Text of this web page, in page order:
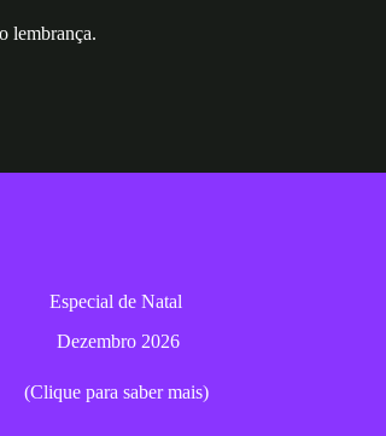
lembrança.
Especial de Natal
Dezembro 2026
(Clique para saber mais)
ceia de Natal. Venha aprender a